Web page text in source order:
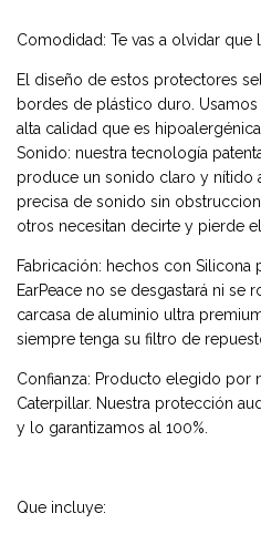
Comodidad: Te vas a olvidar que
El diseño de estos protectores
bordes de plástico duro.
alta calidad que es
Sonido: nuestra tecnología
produce un sonido claro y nítido
precisa de sonido sin
otros necesitan decirte y pierde
Fabricación: hechos con Silicona
EarPeace no se desgastará ni se
carcasa de aluminio ultra
siempre tenga su filtro de
Confianza: Producto elegido por
Caterpillar. Nuestra protección
y lo garantizamos al 100%.
Que incluye: